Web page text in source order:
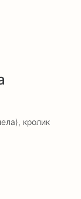
кролик